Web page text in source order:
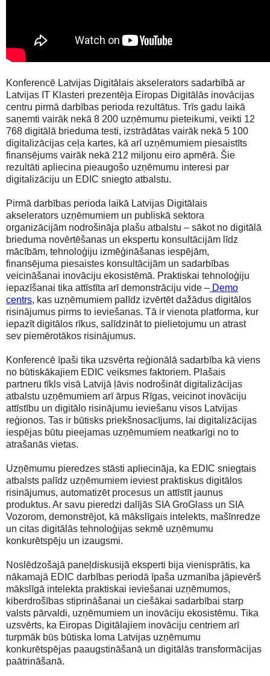
Konferencē Latvijas Digitālais akselerators sadarbībā ar
Latvijas IT Klasteri prezentēja Eiropas Digitālās inovācijas
centru pirmā darbības perioda rezultātus. Trīs gadu laikā
saņemti vairāk nekā 8 200 uzņēmumu pieteikumi, veikti 12
768 digitālā brieduma testi, izstrādātas vairāk nekā 5 100
digitalizācijas ceļa kartes, kā arī uzņēmumiem piesaistīts
finansējums vairāk nekā 212 miljonu eiro apmērā. Šie
rezultāti apliecina pieaugošo uzņēmumu interesi par
digitalizāciju un EDIC sniegto atbalstu.
Pirmā darbības perioda laikā Latvijas Digitālais
akselerators uzņēmumiem un publiskā sektora
organizācijām nodrošināja plašu atbalstu – sākot no digitālā
brieduma novērtēšanas un ekspertu konsultācijām līdz
mācībām, tehnoloģiju izmēģināšanas iespējām,
finansējuma piesaistes konsultācijām un sadarbības
veicināšanai inovāciju ekosistēmā. Praktiskai tehnoloģiju
iepazīšanai tika attīstīta arī demonstrāciju vide – Demo
centrs, kas uzņēmumiem palīdz izvērtēt dažādus digitālos
risinājumus pirms to ieviešanas. Tā ir vienota platforma, kur
iepazīt digitālos rīkus, salīdzināt to pielietojumu un atrast
sev piemērotākos risinājumus.
Konferencē īpaši tika uzsvērta reģionālā sadarbība kā viens
no būtiskākajiem EDIC veiksmes faktoriem. Plašais
partneru tīkls visā Latvijā ļāvis nodrošināt digitalizācijas
atbalstu uzņēmumiem arī ārpus Rīgas, veicinot inovāciju
attīstību un digitālo risinājumu ieviešanu visos Latvijas
reģionos. Tas ir būtisks priekšnosacījums, lai digitalizācijas
iespējas būtu pieejamas uzņēmumiem neatkarīgi no to
atrašanās vietas.
Uzņēmumu pieredzes stāsti apliecināja, ka EDIC sniegtais
atbalsts palīdz uzņēmumiem ieviest praktiskus digitālos
risinājumus, automatizēt procesus un attīstīt jaunus
produktus. Ar savu pieredzi dalījās SIA GroGlass un SIA
Vozorom, demonstrējot, kā mākslīgais intelekts, mašīnredze
un citas digitālās tehnoloģijas sekmē uzņēmumu
konkurētspēju un izaugsmi.
Noslēdzošajā paneļdiskusijā eksperti bija vienisprātis, ka
nākamajā EDIC darbības periodā īpaša uzmanība jāpievērš
mākslīgā intelekta praktiskai ieviešanai uzņēmumos,
kiberdrošības stiprināšanai un ciešākai sadarbībai starp
valsts pārvaldi, uzņēmumiem un inovāciju ekosistēmu. Tika
uzsvērts, ka Eiropas Digitālajiem inovāciju centriem arī
turpmāk būs būtiska loma Latvijas uzņēmumu
konkurētspējas paaugstināšanā un digitālās transformācijas
paātrināšanā.